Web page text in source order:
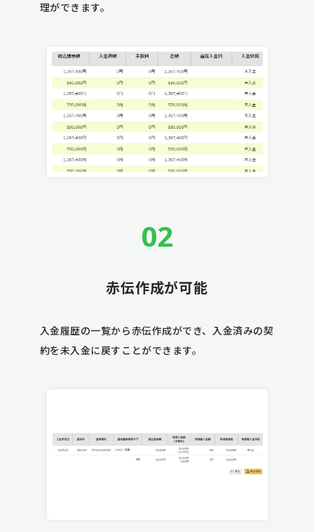
理ができます。
02
赤伝作成が可能
入金履歴の一覧から赤伝作成ができ、入金済みの契
約を未入金に戻すことができます。